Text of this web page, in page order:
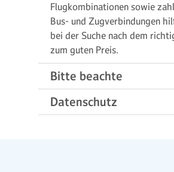
Flugkombinationen sowie
Bus- und Zugverbindungen
bei der Suche nach dem
zum guten Preis.
Bitte beachte
Datenschutz